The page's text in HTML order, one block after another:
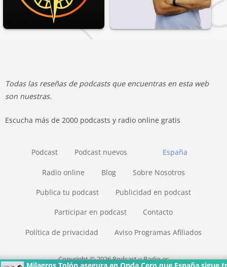
Todas las reseñas de podcasts que encuentras en esta web
son nuestras.
Escucha más de 2000 podcasts y radio online gratis
España
Podcast Podcast nuevos
Radio online Blog Sobre Nosotros
Publica tu podcast Publicidad en podcast
Participar en podcast Contacto
Política de privacidad Aviso Programas Afiliados
Copyright © 2026 Podcast y Radio.es